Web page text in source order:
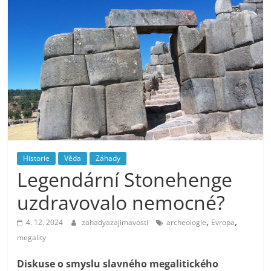
Historie Věda Záhady
Legendární Stonehenge
uzdravovalo nemocné?
4. 12. 2024 zahadyazajimavosti archeologie, Evropa,
megality
Diskuse o smyslu slavného megalitického